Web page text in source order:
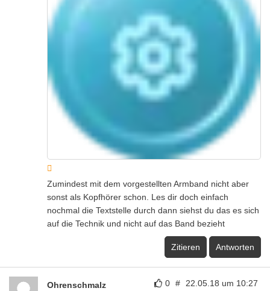
Zumindest mit dem vorgestellten Armband nicht aber
sonst als Kopfhörer schon. Les dir doch einfach
nochmal die Textstelle durch dann siehst du das es sich
auf die Technik und nicht auf das Band bezieht
Zitieren Antworten
0 # 22.05.18 um 10:27
Ohrenschmalz